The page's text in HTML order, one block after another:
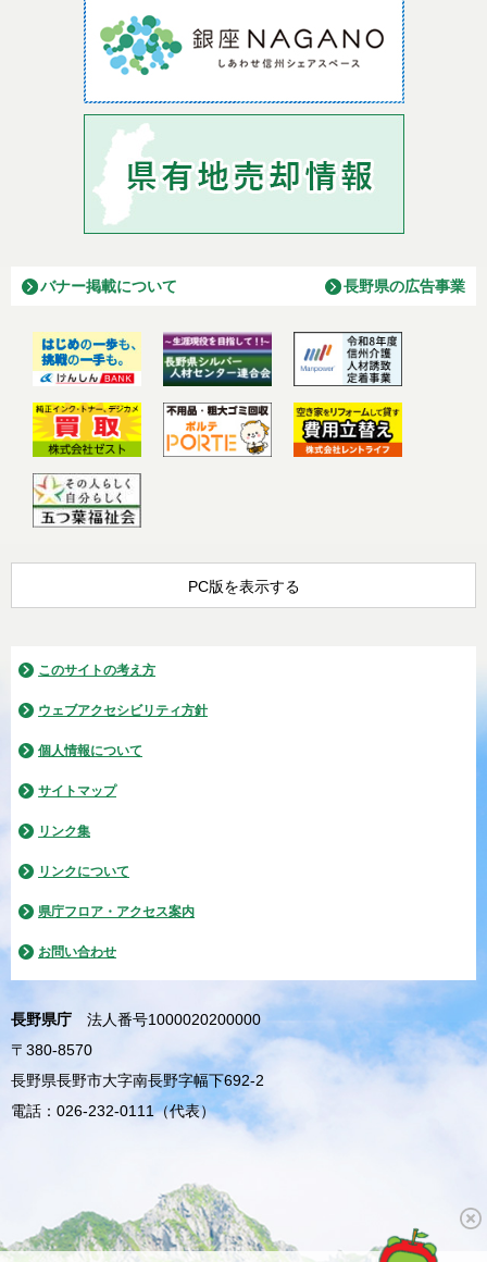
バナー掲載について 長野県の広告事業
PC版を表示する
このサイトの考え方
ウェブアクセシビリティ方針
個人情報について
サイトマップ
リンク集
リンクについて
県庁フロア・アクセス案内
お問い合わせ
長野県庁
法人番号1000020200000
〒380-8570
長野県長野市大字南長野字幅下692-2
電話：026-232-0111（代表）